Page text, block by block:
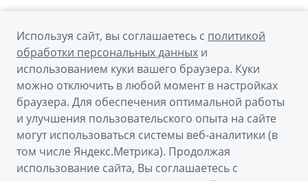
ATLAS
OKAVANGO
MONJARO
Новости
Наша команда
Правовая информация
Контакты
Мы в соцсетях
© 2026
Официальный сайт Geely в России
Политика обработки персональных данных
Используя сайт, вы соглашаетесь с политикой
обработки персональных данных и
использованием куки вашего браузера. Куки
можно отключить в любой момент в настройках
браузера. Для обеспечения оптимальной работы
и улучшения пользовательского опыта на сайте
могут использоваться системы веб-аналитики (в
том числе Яндекс.Метрика). Продолжая
использование сайта, Вы соглашаетесь с